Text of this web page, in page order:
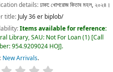
details:ঢাকা:খোশরোজ কিতাব মহল,২০২৪।
title: July 36 er biplob/
Items available for reference:
Library, SAU: Not For Loan(1) Call
954.9209024 HOJ .
New Arrivals.